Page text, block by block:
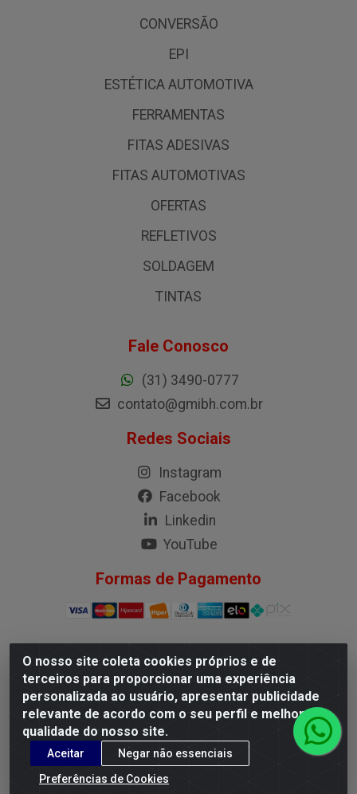
O nosso site coleta cookies próprios e de
terceiros para proporcionar uma experiência
personalizada ao usuário, apresentar publicidade
relevante de acordo com o seu perfil e melhorar a
qualidade do nosso site.
Aceitar
Negar não essenciais
Preferências de Cookies
CONVERSÃO
EPI
ESTÉTICA AUTOMOTIVA
FERRAMENTAS
FITAS ADESIVAS
FITAS AUTOMOTIVAS
OFERTAS
REFLETIVOS
SOLDAGEM
TINTAS
Fale Conosco
(31) 3490-0777
contato@gmibh.com.br
Redes Sociais
Instagram
Facebook
Linkedin
YouTube
Formas de Pagamento
G.M.I. Distribuidora LTDA - Rua Conselheiro Pena, 50 -
Santa Branca, Belo Horizonte/MG - CEP 31.710-150 -
CNPJ 04.098.359/0001-02